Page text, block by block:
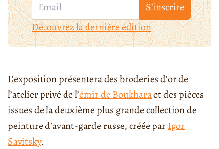
S’inscrire
Découvrez la dernière édition
L’exposition présentera des broderies d’or de
l’atelier privé de l’émir de Boukharaet des pièces
issues de la deuxième plus grande collection de
peinture d’avant-garde russe, créée parIgor
Savitsky.